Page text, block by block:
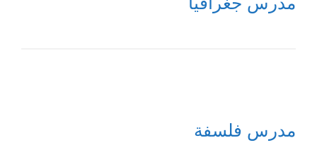
مدرس فلسفة